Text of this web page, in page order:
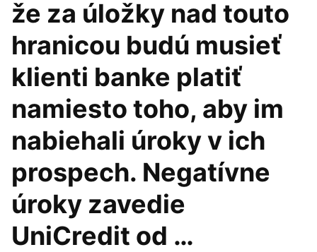
že za úložky nad touto
hranicou budú musieť
klienti banke platiť
namiesto toho, aby im
nabiehali úroky v ich
prospech. Negatívne
úroky zavedie
UniCredit od …